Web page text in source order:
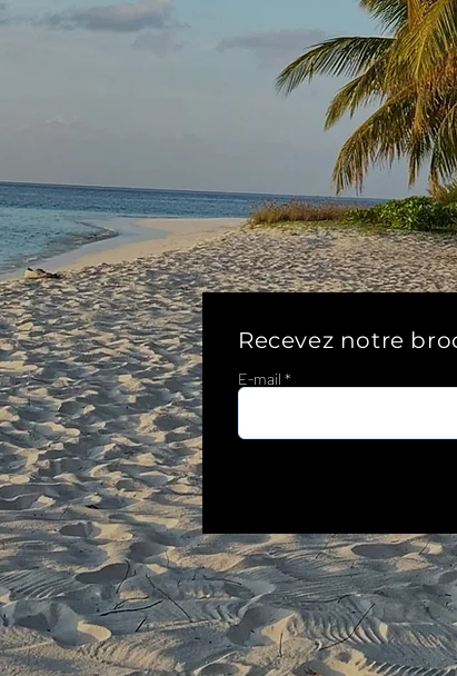
Recevez notre
E-mail